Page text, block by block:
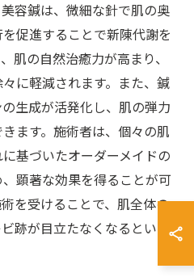
容鍼は、微細な針で肌の奥
促進することで新陳代謝を
肌の自然治癒力が高まり、
に軽減されます。また、鍼
生成が活発化し、肌の弾力
ます。施術者は、個々の肌
基づいたオーダーメイドの
顕著な効果を得ることが可
を受けることで、肌全体の
跡が目立たなくなるという